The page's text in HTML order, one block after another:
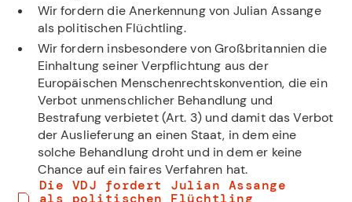
Wir fordern die Anerkennung von Julian Assange
als politischen Flüchtling.
Wir fordern insbesondere von Großbritannien die
Einhaltung seiner Verpflichtung aus der
Europäischen Menschenrechtskonvention, die ein
Verbot unmenschlicher Behandlung und
Bestrafung verbietet (Art. 3) und damit das Verbot
der Auslieferung an einen Staat, in dem eine
solche Behandlung droht und in dem er keine
Chance auf ein faires Verfahren hat.
Die VDJ fordert Julian Assange
als politischen Flüchtling